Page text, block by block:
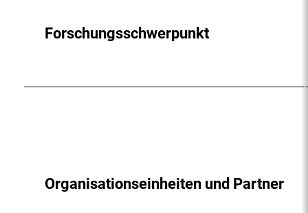
Forschungsschwerpunkt
Organisationseinheiten und Partner